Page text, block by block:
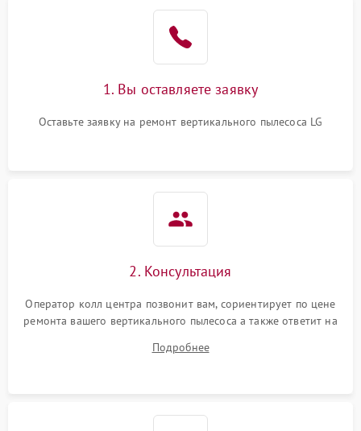
1. Вы оставляете заявку
Оставьте заявку на ремонт вертикального пылесоса LG
2. Консультация
Оператор колл центра позвонит вам, сориентирует по цене
ремонта вашего вертикального пылесоса а также ответит на
Подробнее